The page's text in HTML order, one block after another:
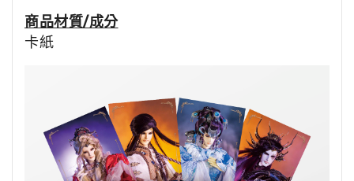
商品材質/成分
卡紙